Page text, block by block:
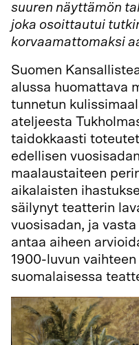
suuren näyttämön
joka osoittautui
korvaamattomaksi
Suomen
alussa huomattava
tunnetun
ateljeesta
taidokkaasti
edellisen
maalaustaiteen
aikalaisten
säilynyt teatterin
vuosisadan, ja
antaa aiheen
1900-luvun
suomalaisessa